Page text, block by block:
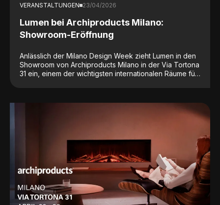
VERANSTALTUNGEN 23/04/2026
Lumen bei Archiproducts Milano:
Showroom-Eröffnung
Anlässlich der Milano Design Week zieht Lumen in den
Showroom von Archiproducts Milano in der Via Tortona
31 ein, einem der wichtigsten internationalen Räume für